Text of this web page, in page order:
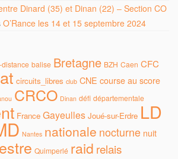
Dinard (35) et Dinan (22) – Section CO
O’Rance les 14 et 15 septembre 2024
balise Bretagne BZH Caen CFC
circuits_libres club CNE course au score
CRCO Dinan défi départementale
France Gayeulles Joué-sur-Erdre LD
Nantes nationale nocturne nuit
Quimperlé raid relais